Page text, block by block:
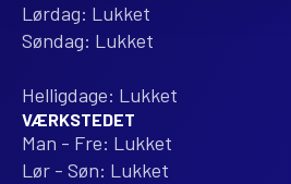
Lørdag: Lukket
Søndag: Lukket
Helligdage: Lukket
VÆRKSTEDET
Man - Fre: Lukket
Lør - Søn: Lukket